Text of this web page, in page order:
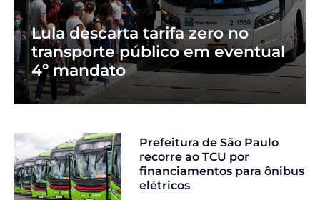
Lula descarta tarifa zero no
transporte público em eventual
4º mandato
Prefeitura de São Paulo
recorre ao TCU por
financiamentos para ônibus
elétricos